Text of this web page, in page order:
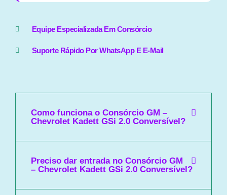
Equipe Especializada Em Consórcio
Suporte Rápido Por WhatsApp E E-Mail
Como funciona o Consórcio GM –
Chevrolet Kadett GSi 2.0 Conversível?
Preciso dar entrada no Consórcio GM
– Chevrolet Kadett GSi 2.0 Conversível?